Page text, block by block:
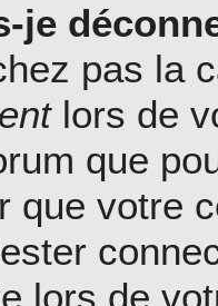
je
pas la
lors de
que
que votre
lors de